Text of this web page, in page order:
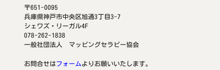
〒651-0095
兵庫県神戸市中央区旭通3丁目3-7
シェワズ・リーガル4F
078-262-1838
一般社団法人 マッピングセラピー協会
お問合せはフォームよりお願いいたします。